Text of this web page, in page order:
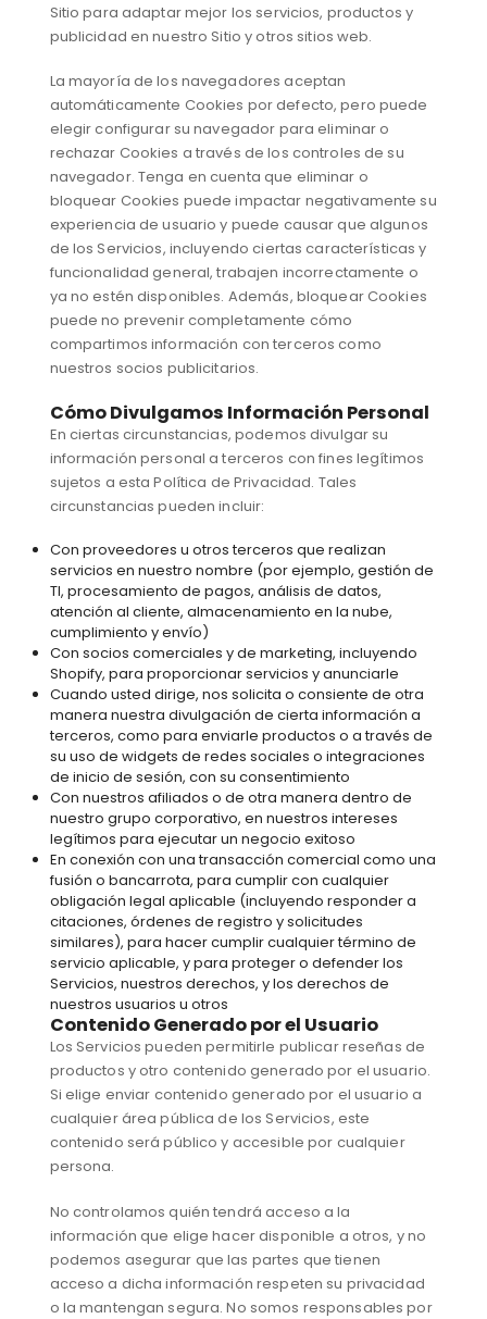
Sitio para adaptar mejor los servicios, productos y
publicidad en nuestro Sitio y otros sitios web.
La mayoría de los navegadores aceptan
automáticamente Cookies por defecto, pero puede
elegir configurar su navegador para eliminar o
rechazar Cookies a través de los controles de su
navegador. Tenga en cuenta que eliminar o
bloquear Cookies puede impactar negativamente su
experiencia de usuario y puede causar que algunos
de los Servicios, incluyendo ciertas características y
funcionalidad general, trabajen incorrectamente o
ya no estén disponibles. Además, bloquear Cookies
puede no prevenir completamente cómo
compartimos información con terceros como
nuestros socios publicitarios.
Cómo Divulgamos Información Personal
En ciertas circunstancias, podemos divulgar su
información personal a terceros con fines legítimos
sujetos a esta Política de Privacidad. Tales
circunstancias pueden incluir:
Con proveedores u otros terceros que realizan
servicios en nuestro nombre (por ejemplo, gestión de
TI, procesamiento de pagos, análisis de datos,
atención al cliente, almacenamiento en la nube,
cumplimiento y envío)
Con socios comerciales y de marketing, incluyendo
Shopify, para proporcionar servicios y anunciarle
Cuando usted dirige, nos solicita o consiente de otra
manera nuestra divulgación de cierta información a
terceros, como para enviarle productos o a través de
su uso de widgets de redes sociales o integraciones
de inicio de sesión, con su consentimiento
Con nuestros afiliados o de otra manera dentro de
nuestro grupo corporativo, en nuestros intereses
legítimos para ejecutar un negocio exitoso
En conexión con una transacción comercial como una
fusión o bancarrota, para cumplir con cualquier
obligación legal aplicable (incluyendo responder a
citaciones, órdenes de registro y solicitudes
similares), para hacer cumplir cualquier término de
servicio aplicable, y para proteger o defender los
Servicios, nuestros derechos, y los derechos de
nuestros usuarios u otros
Contenido Generado por el Usuario
Los Servicios pueden permitirle publicar reseñas de
productos y otro contenido generado por el usuario.
Si elige enviar contenido generado por el usuario a
cualquier área pública de los Servicios, este
contenido será público y accesible por cualquier
persona.
No controlamos quién tendrá acceso a la
información que elige hacer disponible a otros, y no
podemos asegurar que las partes que tienen
acceso a dicha información respeten su privacidad
o la mantengan segura. No somos responsables por